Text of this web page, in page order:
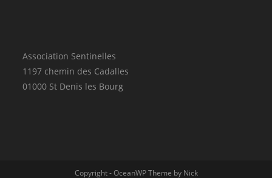
Association Sentinelles
1197 chemin des Cadalles
01000 St Denis les Bourg
Copyright - OceanWP Theme by Nick